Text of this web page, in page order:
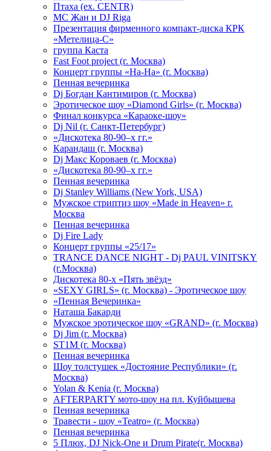
Птаха (ex. CENTR)
МС Жан и DJ Riga
Презентация фирменного компакт-диска КРК
«Метелица-С»
группа Каста
Fast Foot project (г. Москва)
Концерт группы «На-На» (г. Москва)
Пенная вечеринка
Dj Богдан Кантимиров (г. Москва)
Эротическое шоу «Diamond Girls» (г. Москва)
Финал конкурса «Караоке-шоу»
Dj Nil (г. Санкт-Петербург)
«Дискотека 80-90–х гг.»
Карандаш (г. Москва)
Dj Макс Короваев (г. Москва)
«Дискотека 80-90–х гг.»
Пенная вечеринка
Dj Stanley Williams (New York, USA)
Мужское стриптиз шоу «Made in Heaven» г.
Москва
Пенная вечеринка
Dj Fire Lady
Концерт группы «25/17»
TRANCE DANCE NIGHT - Dj PAUL VINITSKY
(г.Москва)
Дискотека 80-х «Пять звёзд»
«SEXY GIRLS» (г. Москва) - Эротическое шоу
«Пенная Вечеринка»
Hаташа Бакарди
Мужское эротическое шоу «GRAND» (г. Москва)
Dj Jim (г. Москва)
ST1M (г. Москва)
Пенная вечеринка
Шоу толстушек «Достояние Республики» (г.
Москва)
Yolan & Kenia (г. Москва)
AFTERPARTY мото-шоу на пл. Куйбышева
Пенная вечеринка
Травести - шоу «Teatro» (г. Москва)
Пенная вечеринка
5 Плюх, DJ Nick-One и Drum Pirate(г. Москва)